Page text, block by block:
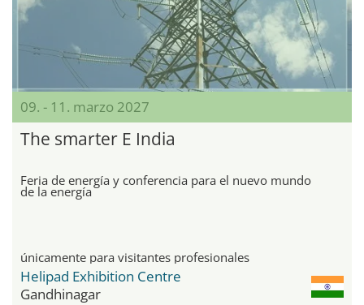
09. - 11. marzo 2027
The smarter E India
Feria de energía y conferencia para el nuevo mundo
de la energía
únicamente para visitantes profesionales
Helipad Exhibition Centre
Gandhinagar